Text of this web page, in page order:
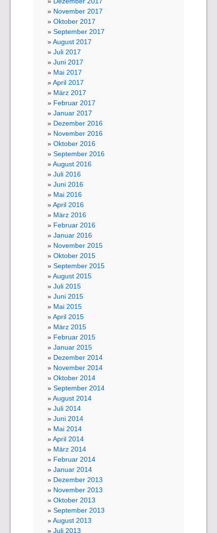
November 2017
Oktober 2017
September 2017
August 2017
Juli 2017
Juni 2017
Mai 2017
April 2017
März 2017
Februar 2017
Januar 2017
Dezember 2016
November 2016
Oktober 2016
September 2016
August 2016
Juli 2016
Juni 2016
Mai 2016
April 2016
März 2016
Februar 2016
Januar 2016
November 2015
Oktober 2015
September 2015
August 2015
Juli 2015
Juni 2015
Mai 2015
April 2015
März 2015
Februar 2015
Januar 2015
Dezember 2014
November 2014
Oktober 2014
September 2014
August 2014
Juli 2014
Juni 2014
Mai 2014
April 2014
März 2014
Februar 2014
Januar 2014
Dezember 2013
November 2013
Oktober 2013
September 2013
August 2013
Juli 2013